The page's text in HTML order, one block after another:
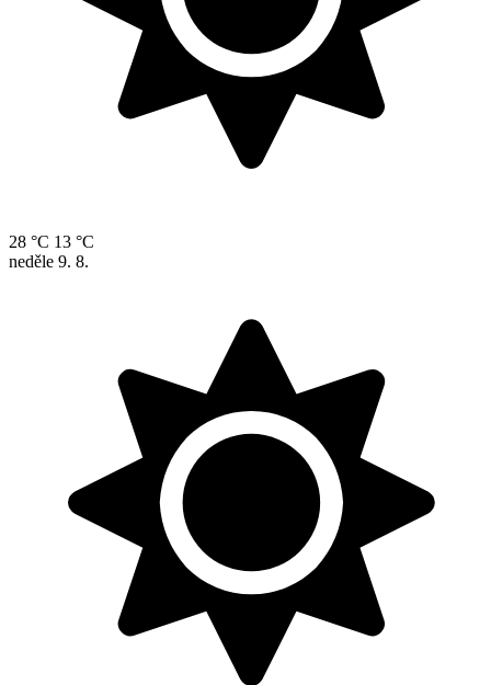
28 °C 13 °C
neděle 9. 8.